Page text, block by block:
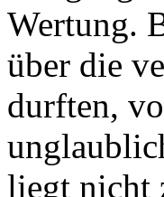
Wertung.
über die
durften,
liegt nicht